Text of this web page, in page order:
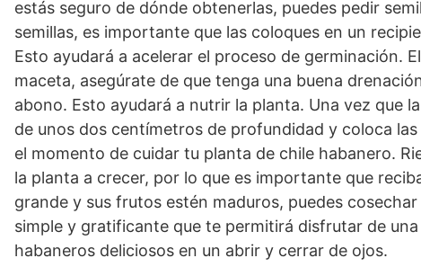
estás seguro de dónde obtenerlas, puedes pedir
semillas, es importante que las coloques en un
Esto ayudará a acelerar el proceso de germinación.
maceta, asegúrate de que tenga una buena
abono. Esto ayudará a nutrir la planta. Una vez que
de unos dos centímetros de profundidad y coloca
el momento de cuidar tu planta de chile habanero.
la planta a crecer, por lo que es importante que
grande y sus frutos estén maduros, puedes
simple y gratificante que te permitirá disfrutar de
habaneros deliciosos en un abrir y cerrar de ojos.